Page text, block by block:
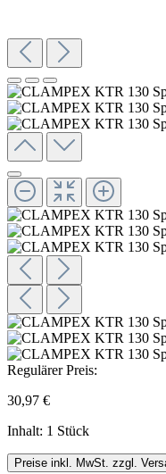
Regulärer Preis:
30,97 €
Inhalt: 1 Stück
Preise inkl. MwSt. zzgl.